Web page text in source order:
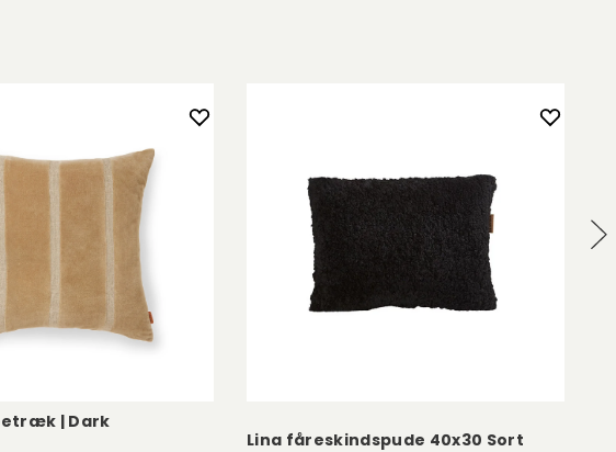
| Dark
Lina fåreskindspude 40x30 Sort